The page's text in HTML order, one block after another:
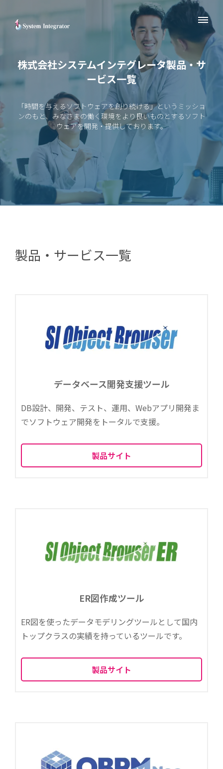
株式会社システムインテグレータ製品・サ
ービス一覧
「時間を与えるソフトウェアを創り続ける」というミッショ
ンのもと、 みなさまの働く環境をより良いものとするソフト
ウェアを開発・提供しております。
製品・サービス一覧
データベース開発支援ツール
DB設計、開発、テスト、運用、Webアプリ開発ま
でソフトウェア開発をトータルで支援。
製品サイト
ER図作成ツール
ER図を使ったデータモデリングツールとして国内
トップクラスの実績を持っているツールです。
製品サイト